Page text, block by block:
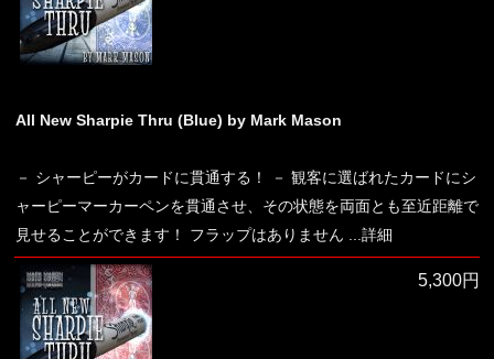
All New Sharpie Thru (Blue) by Mark Mason
－ シャーピーがカードに貫通する！ － 観客に選ばれたカードにシ
ャーピーマーカーペンを貫通させ、その状態を両面とも至近距離で
見せることができます！ フラップはありません ...詳細
5,300円